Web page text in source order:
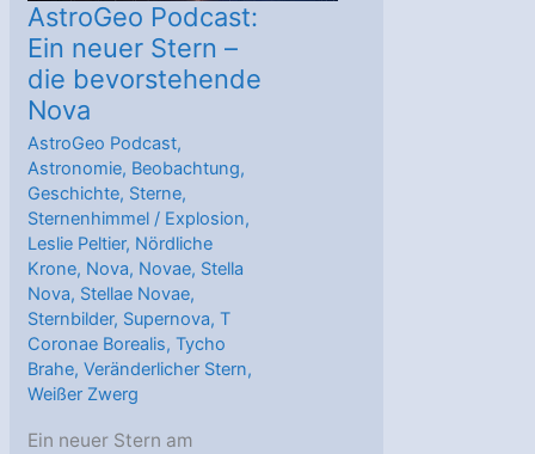
AstroGeo Podcast:
Ein neuer Stern –
die bevorstehende
Nova
AstroGeo Podcast,
Astronomie, Beobachtung,
Geschichte, Sterne,
Sternenhimmel / Explosion,
Leslie Peltier, Nördliche
Krone, Nova, Novae, Stella
Nova, Stellae Novae,
Sternbilder, Supernova,T
Coronae Borealis,Tycho
Brahe,Veränderlicher Stern,
Weißer Zwerg
Ein neuer Stern am